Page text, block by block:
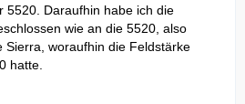
5520. Daraufhin habe ich die
wie an die 5520, also
Sierra, woraufhin die Feldstärke
hatte.